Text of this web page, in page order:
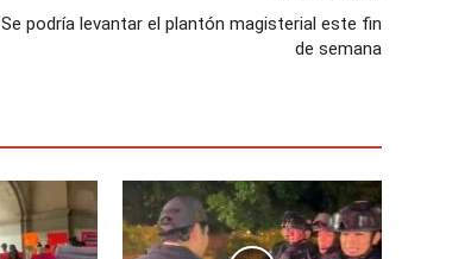
Se podría levantar el plantón magisterial este fin
de semana